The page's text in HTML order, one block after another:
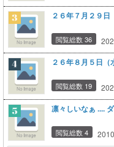
２６年７月２９
閲覧総数 36
２６年８月５日
閲覧総数 19
凛々しいなぁ ....
閲覧総数 4